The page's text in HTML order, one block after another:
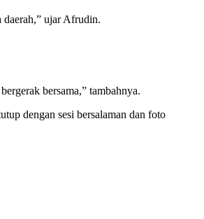
daerah,” ujar Afrudin.
bersama,” tambahnya.
dengan sesi bersalaman dan foto